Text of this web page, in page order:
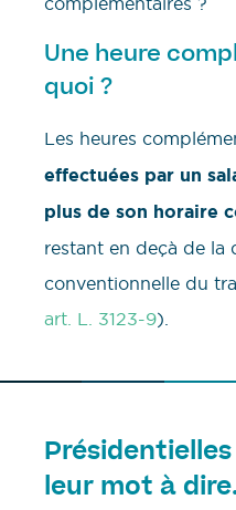
Une heure
quoi ?
Les heures
effectuées par un
plus de son horaire
restant en deçà de la
conventionnelle du
art. L. 3123-9).
Présidentielles
leur mot à